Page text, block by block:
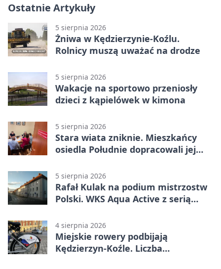
Ostatnie Artykuły
5 sierpnia 2026
Żniwa w Kędzierzynie-Koźlu.
Rolnicy muszą uważać na drodze
5 sierpnia 2026
Wakacje na sportowo przeniosły
dzieci z kąpielówek w kimona
5 sierpnia 2026
Stara wiata zniknie. Mieszkańcy
osiedla Południe dopracowali jej
5 sierpnia 2026
Rafał Kulak na podium mistrzostw
Polski. WKS Aqua Active z serią
4 sierpnia 2026
Miejskie rowery podbijają
Kędzierzyn-Koźle. Liczba